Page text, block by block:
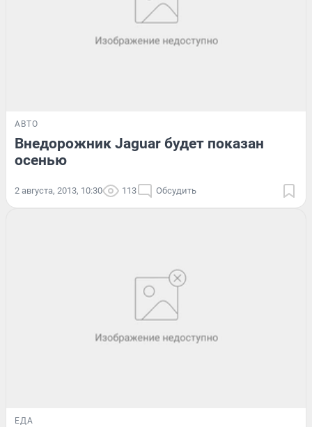
АВТО
Внедорожник Jaguar будет показан
осенью
2 августа, 2013, 10:30 113 Обсудить
ЕДА